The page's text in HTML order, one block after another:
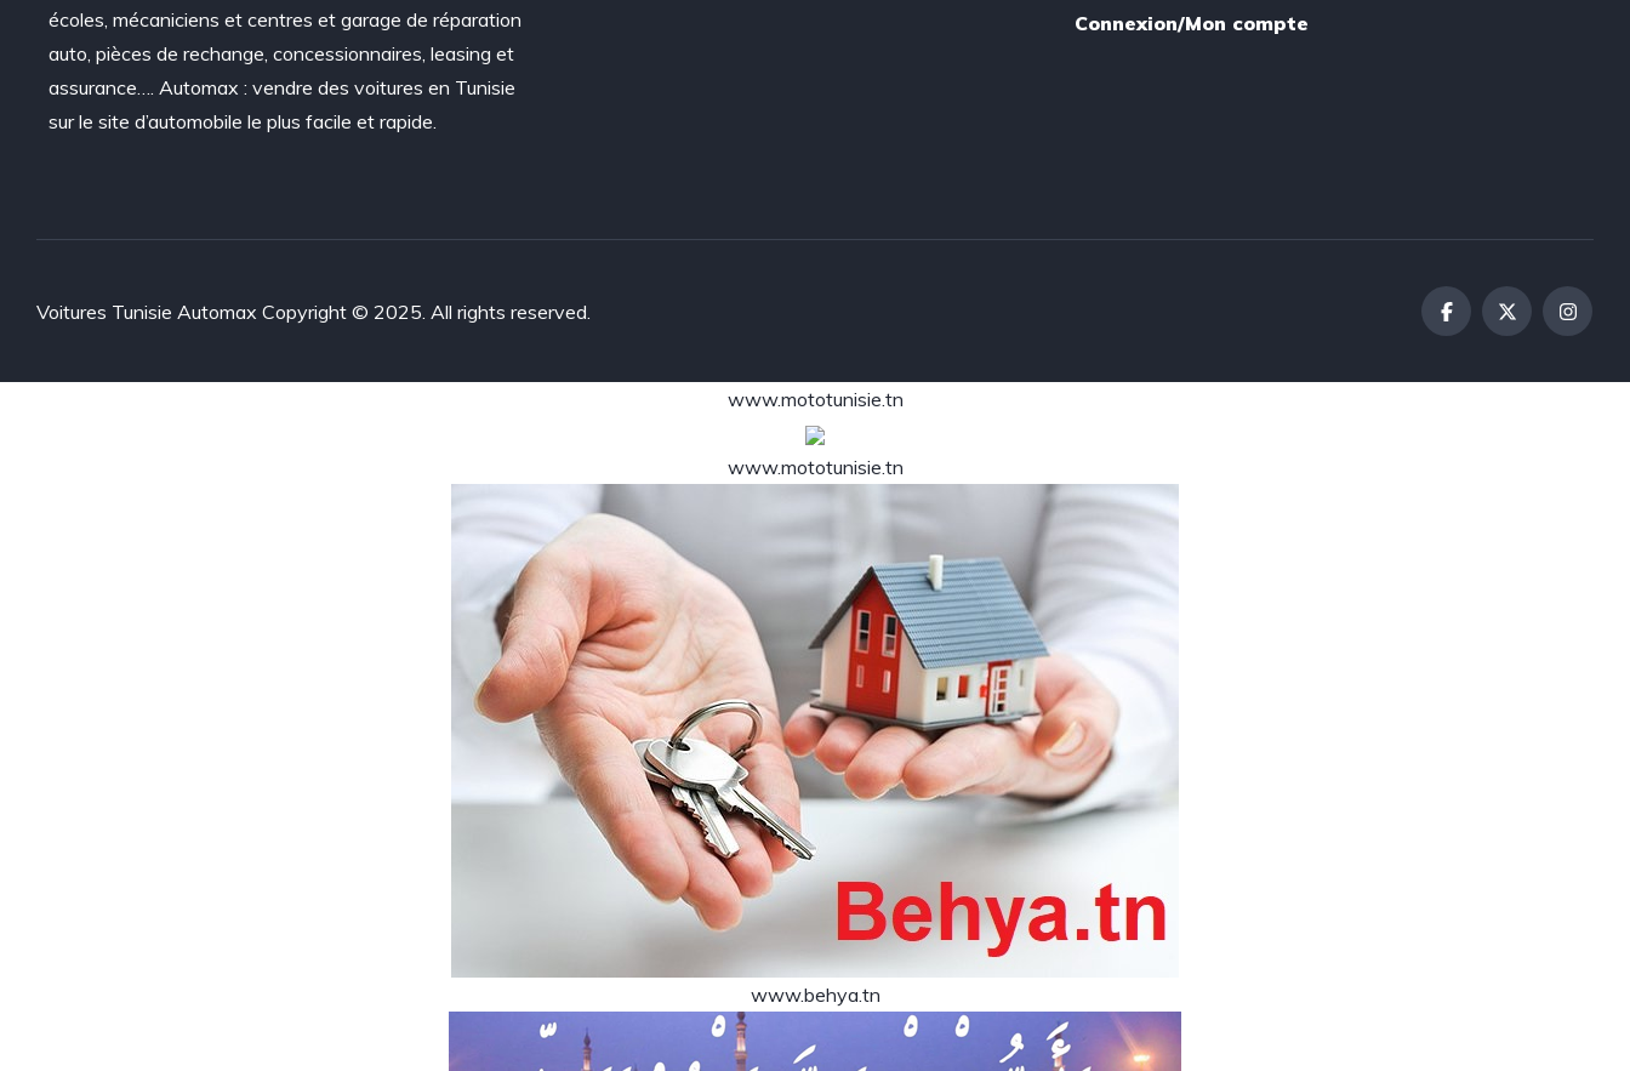
écoles, mécaniciens et centres et garage de réparation
auto, pièces de rechange, concessionnaires, leasing et
assurance…. Automax : vendre des voitures en Tunisie
sur le site d’automobile le plus facile et rapide.
Connexion/Mon compte
Voitures Tunisie Automax Copyright © 2025. All rights reserved.
www.mototunisie.tn
www.mototunisie.tn
www.behya.tn